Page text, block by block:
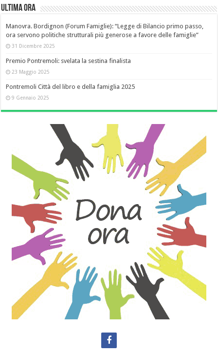
Ultima Ora
Manovra. Bordignon (Forum Famiglie): “Legge di Bilancio primo passo,
ora servono politiche strutturali più generose a favore delle famiglie”
31 Dicembre 2025
Premio Pontremoli: svelata la sestina finalista
23 Maggio 2025
Pontremoli Città del libro e della famiglia 2025
9 Gennaio 2025